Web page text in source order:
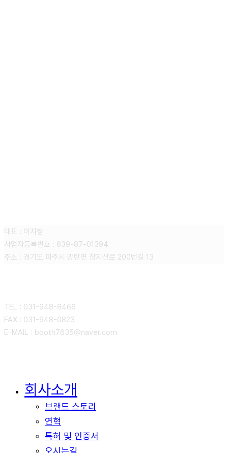
대표 : 이지창
사업자등록번호 : 639-87-01394
주소 : 경기도 파주시 광탄면 장지산로 200번길 13
TEL : 031-948-8466
FAX : 031-948-0823
E-MAIL : booth7635@naver.com
회사소개
브랜드 스토리
연혁
특허 및 인증서
오시는길